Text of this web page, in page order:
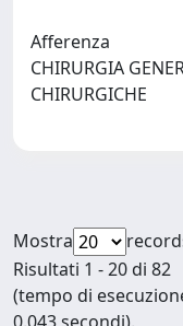
Afferenza
CHIRURGIA
CHIRURGICHE
Mostra
Risultati 1 - 20 di 82
(tempo di